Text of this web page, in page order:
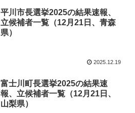
平川市長選挙2025の結果速報、
立候補者一覧（12月21日、青森
県）
2025.12.19
富士川町長選挙2025の結果速
報、立候補者一覧（12月21日、
山梨県）